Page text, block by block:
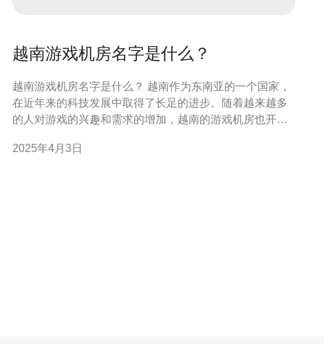
越南游戏机房名字是什么？
越南游戏机房名字是什么？ 越南作为东南亚的一个国家，
在近年来的科技发展中取得了长足的进步。随着越来越多
的人对游戏的兴趣和需求的增加，越南的游戏机房也开始
就为大家介绍一些常见的越南游戏机房名字。 V-GAME是
2025年4月3日